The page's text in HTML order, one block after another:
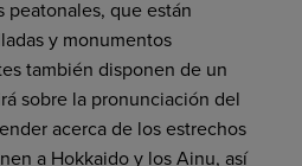
peatonales, que están
y monumentos
también disponen de un
sobre la pronunciación del
acerca de los estrechos
a Hokkaido y los Ainu, así